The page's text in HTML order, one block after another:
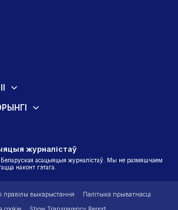
журналістаў
асацыяцыя журналістаў. Мы не размяшчаем
наконт гэтага.
правілы выкарыстання Палітыка прыватнасці